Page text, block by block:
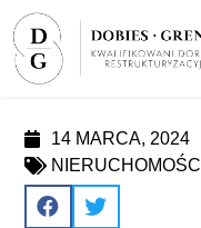
14 MARCA, 2024
NIERUCHOMOŚCI